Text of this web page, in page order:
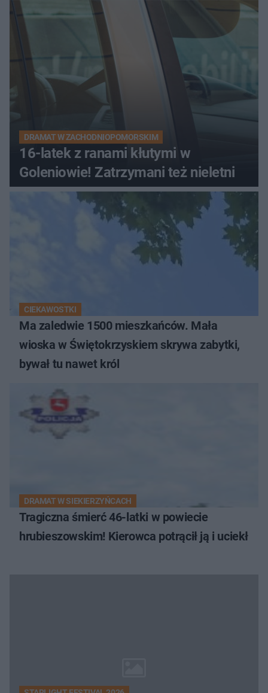
DRAMAT W ZACHODNIOPOMORSKIM
16-latek z ranami kłutymi w
Goleniowie! Zatrzymani też nieletni
CIEKAWOSTKI
Ma zaledwie 1500 mieszkańców. Mała
wioska w Świętokrzyskiem skrywa zabytki,
bywał tu nawet król
DRAMAT W SIEKIERZYŃCACH
Tragiczna śmierć 46-latki w powiecie
hrubieszowskim! Kierowca potrącił ją i uciekł